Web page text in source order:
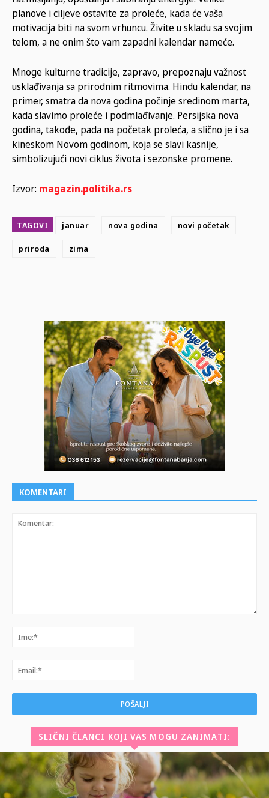
planove i ciljeve ostavite za proleće, kada će vaša
motivacija biti na svom vrhuncu. Živite u skladu sa svojim
telom, a ne onim što vam zapadni kalendar nameće.
Mnoge kulturne tradicije, zapravo, prepoznaju važnost
usklađivanja sa prirodnim ritmovima. Hindu kalendar, na
primer, smatra da nova godina počinje sredinom marta,
kada slavimo proleće i podmlađivanje. Persijska nova
godina, takođe, pada na početak proleća, a slično je i sa
kineskom Novom godinom, koja se slavi kasnije,
simbolizujući novi ciklus života i sezonske promene.
Izvor: magazin.politika.rs
TAGOVI januar nova godina novi početak
priroda zima
KOMENTARI
SLIČNI ČLANCI KOJI VAS MOGU ZANIMATI: